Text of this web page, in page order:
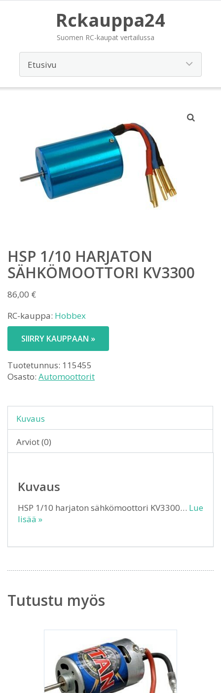
Rckauppa24
Suomen RC-kaupat vertailussa
HSP 1/10 HARJATON
SÄHKÖMOOTTORI KV3300
86,00 €
RC-kauppa: Hobbex
SIIRRY KAUPPAAN »
Tuotetunnus: 115455
Osasto: Automoottorit
Kuvaus
Arviot (0)
Kuvaus
HSP 1/10 harjaton sähkömoottori KV3300… Lue
lisää »
Tutustu myös